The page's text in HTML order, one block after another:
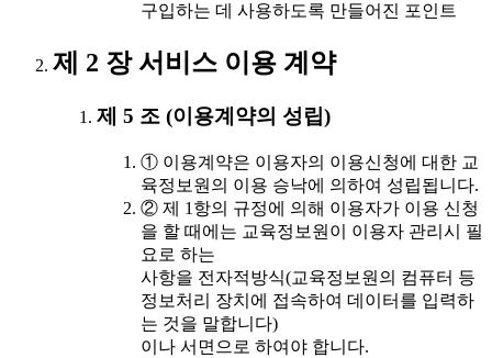
구입하는 데 사용하도록 만들어진 포인트
제 2 장 서비스 이용 계약
제 5 조 (이용계약의 성립)
① 이용계약은 이용자의 이용신청에 대한 교
육정보원의 이용 승낙에 의하여 성립됩니다.
② 제 1항의 규정에 의해 이용자가 이용 신청
을 할 때에는 교육정보원이 이용자 관리시 필
요로 하는
사항을 전자적방식(교육정보원의 컴퓨터 등
정보처리 장치에 접속하여 데이터를 입력하
는 것을 말합니다)
이나 서면으로 하여야 합니다.